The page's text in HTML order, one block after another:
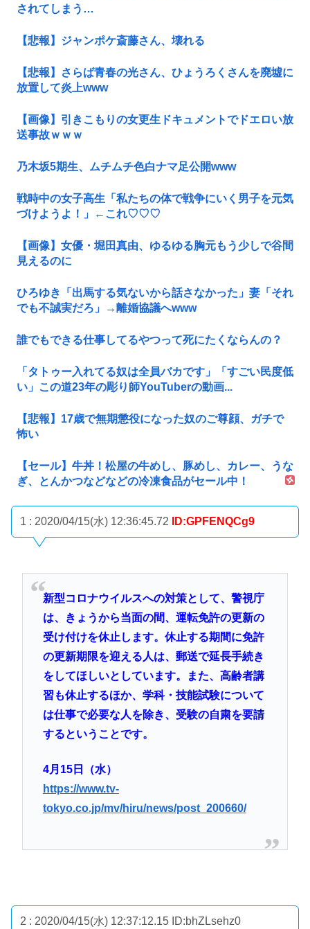
されてしまう…
【悲報】ジャンポケ斎藤さん、壊れる
【悲報】さらば青春の光さん、ひょうろくさんを廃墟に
放置して炎上www
【画像】引きこもりの女更生ドキュメントでドエロい放
送事故ｗｗｗ
乃木坂5期生、ムチムチ色白ナマ足公開www
戦時中の女子高生「私たちの体で戦争にいく男子を元気
づけようよ！」←これ♡♡♡
【画像】女優・堀田真由、ゆるゆる胸元もう少しで谷間
見えるのに
ひろゆき「出馬する気ないから話さなかった」妻「それ
でも不誠実だろ」→離婚協議へwww
誰でもできる仕事してるやつって死にたくならんの？
「タトゥー入れてる奴は全員バカです」「すごい民度低
い」この道23年の彫り師YouTuberの動画...
【悲報】17歳で無期懲役になった奴のご尊顔、ガチで
怖い
【セール】牛丼！松屋の牛めし、豚めし、カレー、うな
ぎ、とんかつなどなどの冷凍食品がセール中！
1 : 2020/04/15(水) 12:36:45.72 ID:GPFENQCg9
新型コロナウイルスへの対策として、警視庁
は、きょうから当面の間、運転免許の更新の
受け付けを休止します。休止する期間に免許
の更新期限を迎える人は、郵送で延長手続き
をしてほしいとしています。また、高齢者講
習も休止するほか、学科・技能試験について
は仕事で必要な人を除き、受験の自粛を要請
するということです。
4月15日（水）
https://www.tv-
tokyo.co.jp/mv/hiru/news/post_200660/
2 : 2020/04/15(水) 12:37:12.15 ID:bhZLsehz0